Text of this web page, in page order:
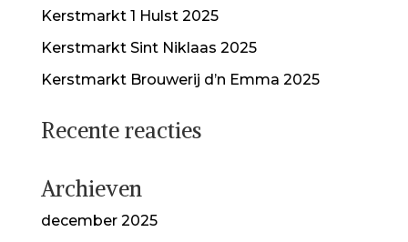
Kerstmarkt 1 Hulst 2025
Kerstmarkt Sint Niklaas 2025
Kerstmarkt Brouwerij d’n Emma 2025
Recente reacties
Archieven
december 2025